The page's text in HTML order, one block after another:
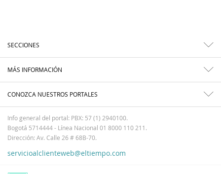
SECCIONES
MÁS INFORMACIÓN
CONOZCA NUESTROS PORTALES
Info general del portal: PBX: 57 (1) 2940100.
Bogotá 5714444 - Línea Nacional 01 8000 110 211.
Dirección: Av. Calle 26 # 68B-70.
servicioalclienteweb@eltiempo.com